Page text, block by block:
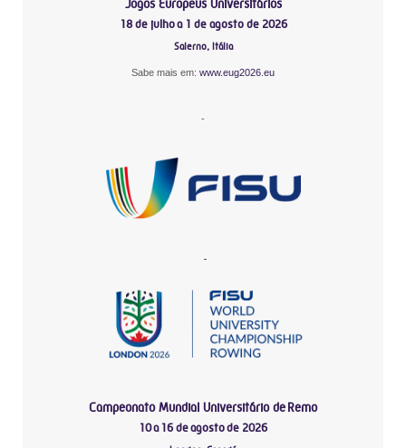
Jogos Europeus Universitários
18 de julho a 1 de agosto de 2026
Salerno, Itália
Sabe mais em: www.eug2026.eu
-
-
Campeonato Mundial Universitário de Remo
10 a 16 de agosto de 2026